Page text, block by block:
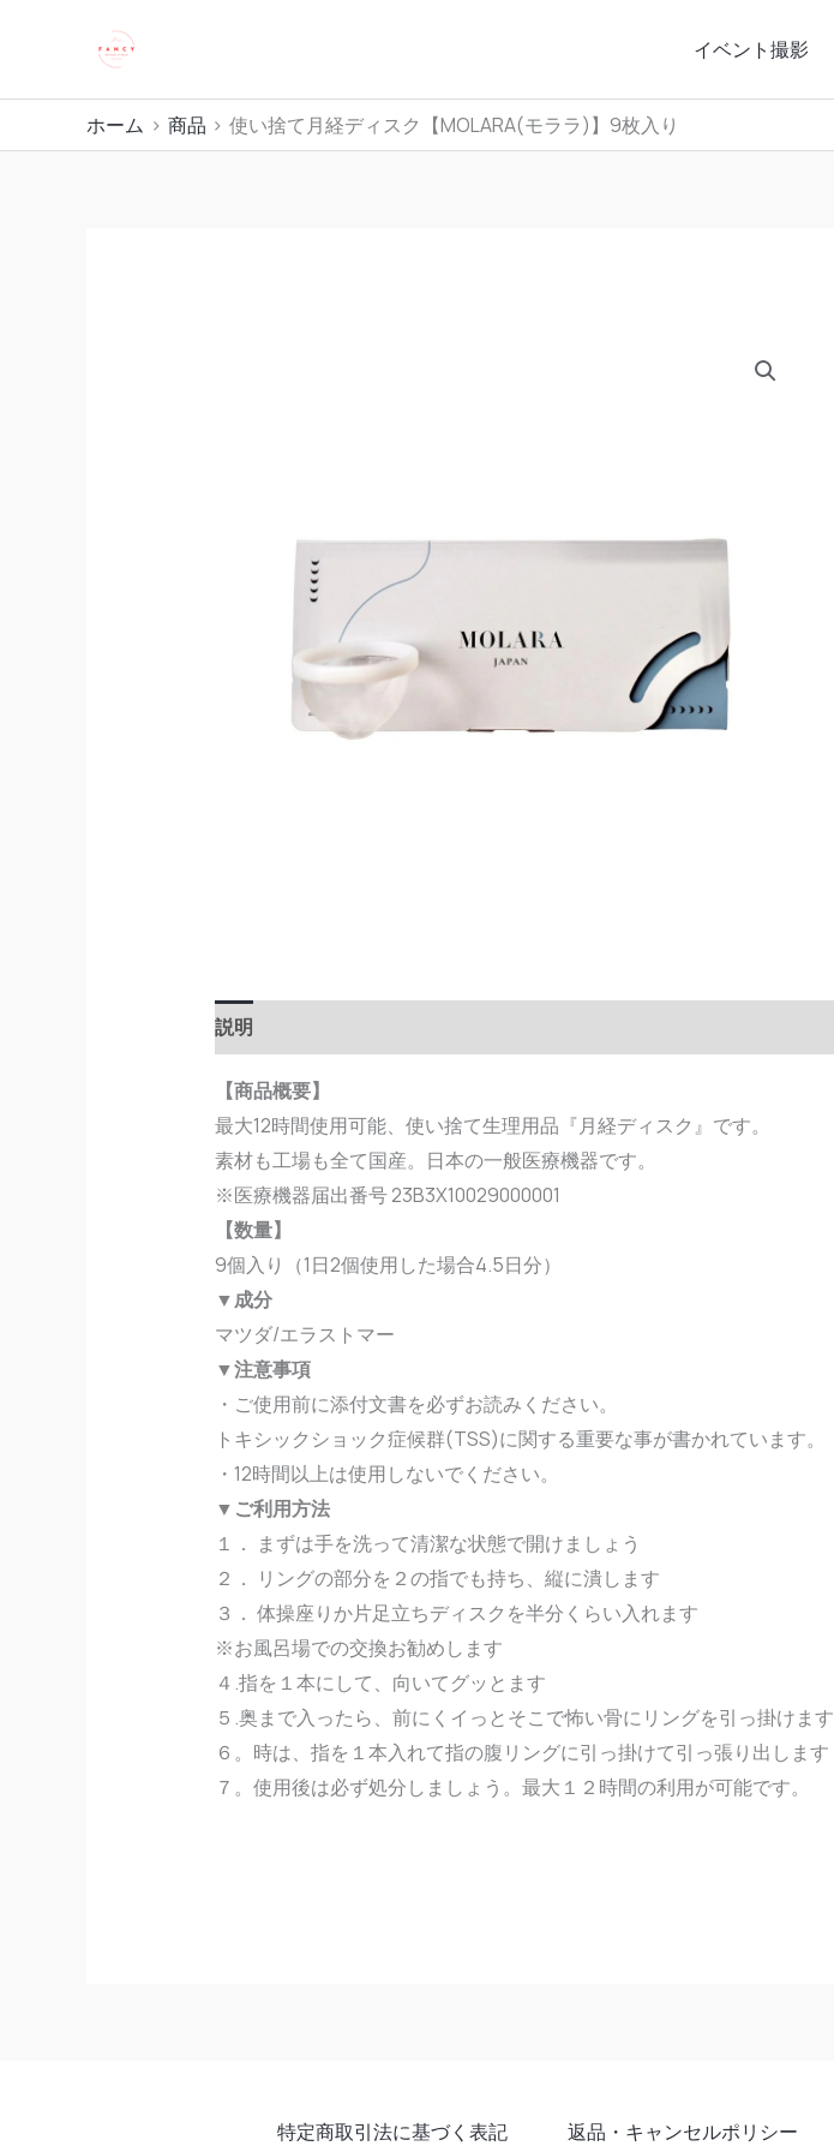
キ
イベント撮影
ホーム 商品 使い捨て月経ディスク【MOLARA(モララ)】9枚入り
説明
【商品概要】
最大12時間使用可能、使い捨て生理用品『月経ディスク』です。
素材も工場も全て国産。日本の一般医療機器です。
※医療機器届出番号 23B3X10029000001
【数量】
9個入り（1日2個使用した場合4.5日分）
▼成分
マツダ/エラストマー
▼注意事項
・ご使用前に添付文書を必ずお読みください。
トキシックショック症候群(TSS)に関する重要な事が書かれています。
・12時間以上は使用しないでください。
▼ご利用方法
１． まずは手を洗って清潔な状態で開けましょう
２． リングの部分を２の指でも持ち、縦に潰します
３． 体操座りか片足立ちディスクを半分くらい入れます
※お風呂場での交換お勧めします
４.指を１本にして、向いてグッとます
５.奥まで入ったら、前にくイっとそこで怖い骨にリングを引っ掛けます
６。時は、指を１本入れて指の腹リングに引っ掛けて引っ張り出します
７。使用後は必ず処分しましょう。最大１２時間の利用が可能です。
特定商取引法に基づく表記 返品・キャンセルポリシー